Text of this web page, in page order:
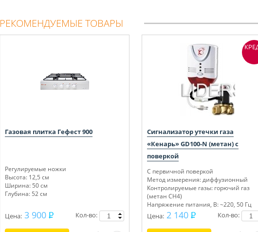
РЕКОМЕНДУЕМЫЕ ТОВАРЫ
Газовая плитка Гефест 900
Регулируемые ножки
Высота: 12,5 см
Ширина: 50 см
Глубина: 52 см
Цена: 3 900
Кол-во:
Сигнализатор утечки газа
«Кенарь» GD100-N (метан) с
поверкой
С первичной поверкой
Метод измерения: диффузионный
Контролируемые газы: горючий газ
(метан СН4)
Напряжение питания, В: ~220, 50 Гц
Сертифицирован
Цена: 2 140
Кол-во: